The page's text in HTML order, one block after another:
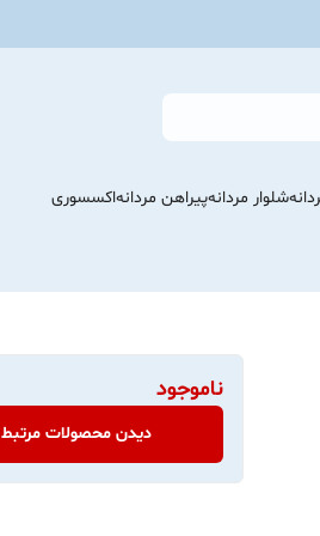
شلوار مردانهپیراهن مردانهاکسسوری
ناموجود
دیدن محصولات مرتبط